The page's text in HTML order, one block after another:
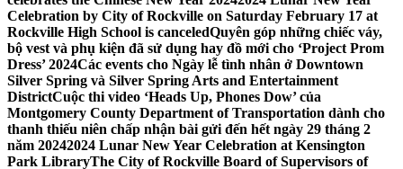
Celebration by City of Rockville on Saturday February 17 at
Rockville High School is canceledQuyên góp những chiếc váy,
bộ vest và phụ kiện đã sử dụng hay đồ mới cho ‘Project Prom
Dress’ 2024Các events cho Ngày lễ tình nhân ở Downtown
Silver Spring và Silver Spring Arts and Entertainment
DistrictCuộc thi video ‘Heads Up, Phones Dow’ của
Montgomery County Department of Transportation dành cho
thanh thiếu niên chấp nhận bài gửi đến hết ngày 29 tháng 2
năm 20242024 Lunar New Year Celebration at Kensington
Park LibraryThe City of Rockville Board of Supervisors of